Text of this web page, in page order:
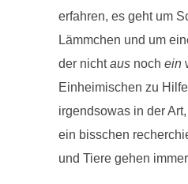
erfahren, es geht um
Lämmchen und um
der nichtaus noch ein
Einheimischen zu
irgendsowas in der
ein bisschen
und Tiere gehen